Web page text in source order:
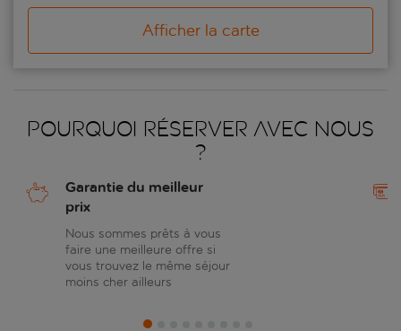
Afficher la carte
Pourquoi réserver avec nous
?
Garantie du meilleur
prix
Nous sommes prêts à vous
faire une meilleure offre si
vous trouvez le même séjour
moins cher ailleurs